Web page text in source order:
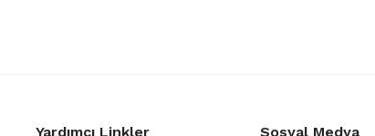
Yardımcı Linkler Sosyal Medya